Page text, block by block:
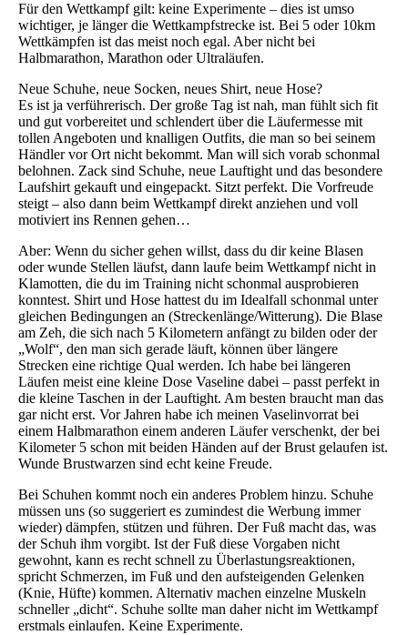
Für den Wettkampf gilt: keine Experimente – dies ist umso
wichtiger, je länger die Wettkampfstrecke ist. Bei 5 oder 10km
Wettkämpfen ist das meist noch egal. Aber nicht bei
Halbmarathon, Marathon oder Ultraläufen.
Neue Schuhe, neue Socken, neues Shirt, neue Hose?
Es ist ja verführerisch. Der große Tag ist nah, man fühlt sich fit
und gut vorbereitet und schlendert über die Läufermesse mit
tollen Angeboten und knalligen Outfits, die man so bei seinem
Händler vor Ort nicht bekommt. Man will sich vorab schonmal
belohnen. Zack sind Schuhe, neue Lauftight und das besondere
Laufshirt gekauft und eingepackt. Sitzt perfekt. Die Vorfreude
steigt – also dann beim Wettkampf direkt anziehen und voll
motiviert ins Rennen gehen…
Aber: Wenn du sicher gehen willst, dass du dir keine Blasen
oder wunde Stellen läufst, dann laufe beim Wettkampf nicht in
Klamotten, die du im Training nicht schonmal ausprobieren
konntest. Shirt und Hose hattest du im Idealfall schonmal unter
gleichen Bedingungen an (Streckenlänge/Witterung). Die Blase
am Zeh, die sich nach 5 Kilometern anfängt zu bilden oder der
„Wolf“, den man sich gerade läuft, können über längere
Strecken eine richtige Qual werden. Ich habe bei längeren
Läufen meist eine kleine Dose Vaseline dabei – passt perfekt in
die kleine Taschen in der Lauftight. Am besten braucht man das
gar nicht erst. Vor Jahren habe ich meinen Vaselinvorrat bei
einem Halbmarathon einem anderen Läufer verschenkt, der bei
Kilometer 5 schon mit beiden Händen auf der Brust gelaufen ist.
Wunde Brustwarzen sind echt keine Freude.
Bei Schuhen kommt noch ein anderes Problem hinzu. Schuhe
müssen uns (so suggeriert es zumindest die Werbung immer
wieder) dämpfen, stützen und führen. Der Fuß macht das, was
der Schuh ihm vorgibt. Ist der Fuß diese Vorgaben nicht
gewohnt, kann es recht schnell zu Überlastungsreaktionen,
spricht Schmerzen, im Fuß und den aufsteigenden Gelenken
(Knie, Hüfte) kommen. Alternativ machen einzelne Muskeln
schneller „dicht“. Schuhe sollte man daher nicht im Wettkampf
erstmals einlaufen. Keine Experimente.